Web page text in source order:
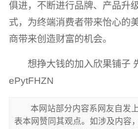
俱进，不断进行品牌、产品升
式，为终端消费者带来怡心的
商带来创造财富的机会。
想挣大钱的加入欣果铺子
ePytFHZN
本网站部分内容系网友自发
表本网赞同其观点。如涉及内容